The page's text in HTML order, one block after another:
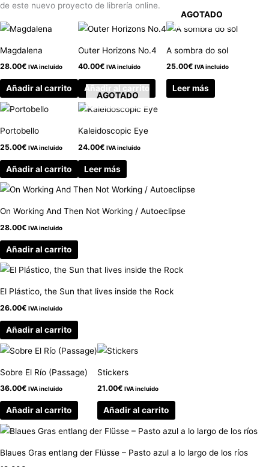
de este nuevo proyecto de librería online.
Magdalena
28.00€ IVA incluido
Añadir al carrito
Outer Horizons No.4
40.00€ IVA incluido
Añadir al carrito
AGOTADO
A sombra do sol
25.00€ IVA incluido
Leer más
Portobello
25.00€ IVA incluido
Añadir al carrito
AGOTADO
Kaleidoscopic Eye
24.00€ IVA incluido
Leer más
On Working And Then Not Working / Autoeclipse
28.00€ IVA incluido
Añadir al carrito
El Plástico, the Sun that lives inside the Rock
26.00€ IVA incluido
Añadir al carrito
Sobre El Río (Passage)
36.00€ IVA incluido
Añadir al carrito
Stickers
21.00€ IVA incluido
Añadir al carrito
Blaues Gras entlang der Flüsse – Pasto azul a lo largo de los ríos